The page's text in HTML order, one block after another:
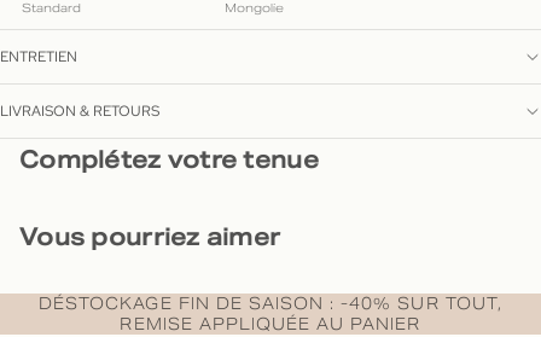
Standard
Mongolie
ENTRETIEN
LIVRAISON & RETOURS
Complétez votre tenue
Vous pourriez aimer
DÉSTOCKAGE FIN DE SAISON : -40% SUR TOUT,
REMISE APPLIQUÉE AU PANIER